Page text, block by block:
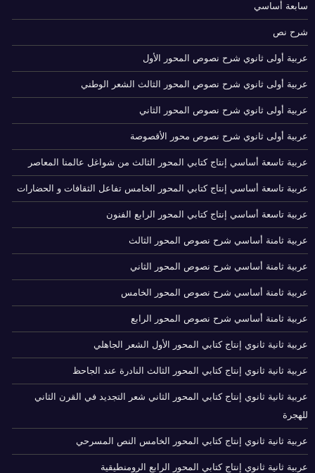
سابعة أساسي
شرح نص
عربية أولى ثانوي شرح نصوص المحور الأول
عربية أولى ثانوي شرح نصوص المحور الثالث الشعر الوطني
عربية أولى ثانوي شرح نصوص المحور الثاني
عربية أولى ثانوي شرح نصوص محور الأقصوصة
عربية تاسعة أساسي إنتاج كتابي المحور الثالث من شواغل عالمنا المعاصر
عربية تاسعة أساسي إنتاج كتابي المحور الخامس تفاعل الثقافات و الحضارات
عربية تاسعة أساسي إنتاج كتابي المحور الرابع الفنون
عربية ثامنة أساسي شرح نصوص المحور الثالث
عربية ثامنة أساسي شرح نصوص المحور الثاني
عربية ثامنة أساسي شرح نصوص المحور الخامس
عربية ثامنة أساسي شرح نصوص المحور الرابع
عربية ثانية ثانوي إنتاج كتابي المحور الأول الشعر الجاهلي
عربية ثانية ثانوي إنتاج كتابي المحور الثالث النادرة عند الجاحظ
عربية ثانية ثانوي إنتاج كتابي المحور الثاني شعر التجديد في القرن الثاني
للهجرة
عربية ثانية ثانوي إنتاج كتابي المحور الخامس النص المسرحي
عربية ثانية ثانوي إنتاج كتابي المحور الرابع الرومنطيقية